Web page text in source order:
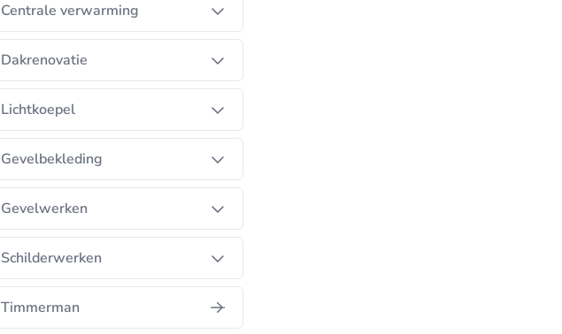
Centrale verwarming
Dakrenovatie
Lichtkoepel
Gevelbekleding
Gevelwerken
Schilderwerken
Timmerman